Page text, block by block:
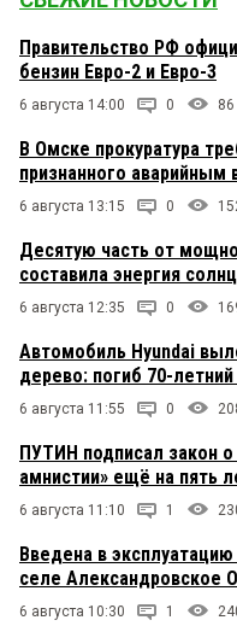
Да аукционы
всë. Хотя я
Жуматаев в
право. Хотя
Правительство РФ
бензин Евро-2 и Евро-3
6 августа 14:00 0 86
В Омске прокуратура
признанного аварийным
6 августа 13:15 0
Десятую часть от
составила энергия
6 августа 12:35 0
Автомобиль Hyundai
дерево: погиб 70-
6 августа 11:55 0
ПУТИН подписал закон
амнистии» ещё на пять
6 августа 11:10 1
Введена в
селе Александровское
6 августа 10:30 1